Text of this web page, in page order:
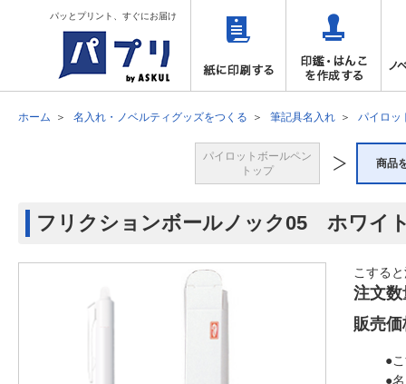
パッとプリント、すぐにお届け
ホーム 名入れ・ノベルティグッズをつくる 筆記具名入れ パイロッ
パイロットボールペン
トップ
商品
フリクションボールノック05 ホワイ
こする
注文数
販売価
●
●